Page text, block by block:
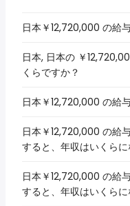
日本￥12,720,000 の給
日本, 日本の ￥
くらですか？
日本￥12,720,000 の給
日本￥12,720,000 の給
すると、年収はいくら
日本￥12,720,000 の給
すると、年収はいくら